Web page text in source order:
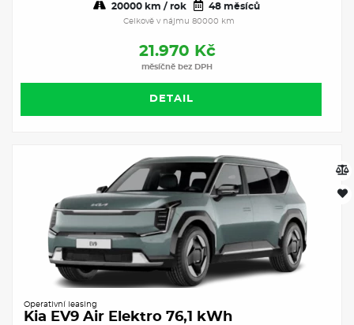
20000 km / rok 48 měsíců
Celkově v nájmu 80000 km
21.970 Kč
měsíčně bez DPH
DETAIL
Operativní leasing
Kia EV9 Air Elektro 76,1 kWh